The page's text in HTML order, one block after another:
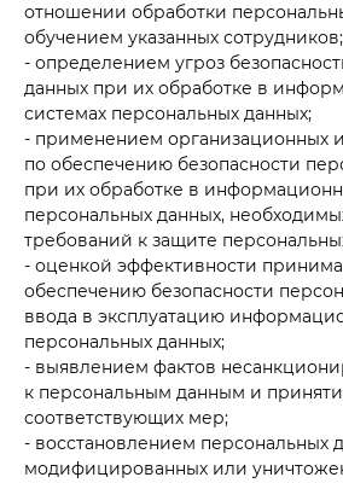
отношении обработки
обучением указанных сотрудников;
- определением угроз
данных при их обработке в
системах персональных данных;
- применением организационных
по обеспечению безопасности
при их обработке в
персональных данных,
требований к защите
- оценкой эффективности
обеспечению безопасности
ввода в эксплуатацию
персональных данных;
- выявлением фактов
к персональным данным и
соответствующих мер;
- восстановлением персональных
модифицированных или